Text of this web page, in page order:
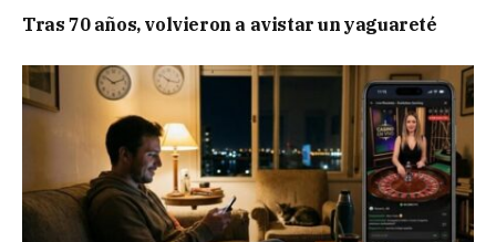
Tras 70 años, volvieron a avistar un yaguareté